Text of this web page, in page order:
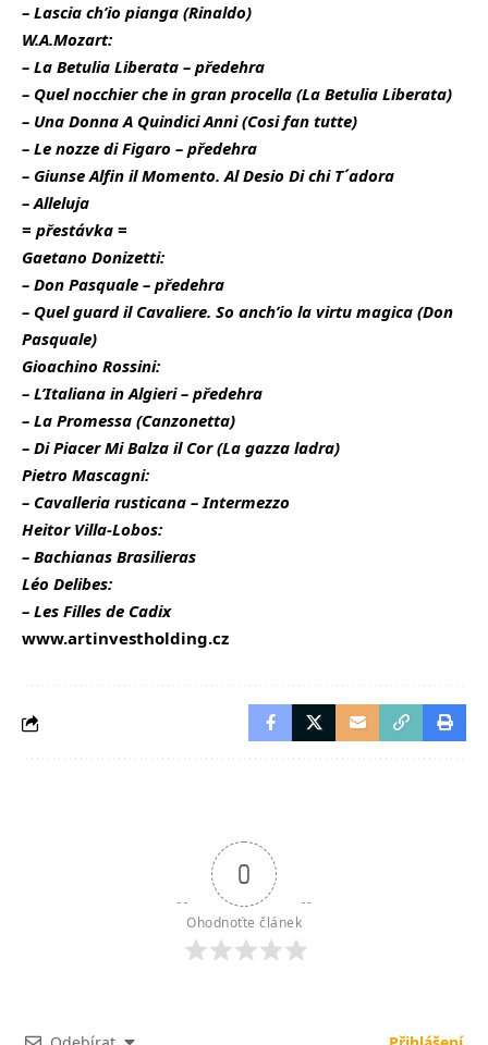
– Lascia ch’io pianga (Rinaldo)
W.A.Mozart:
– La Betulia Liberata – předehra
– Quel nocchier che in gran procella (La Betulia Liberata)
– Una Donna A Quindici Anni (Cosi fan tutte)
– Le nozze di Figaro – předehra
– Giunse Alfin il Momento. Al Desio Di chi T´adora
– Alleluja
= přestávka =
Gaetano Donizetti:
– Don Pasquale – předehra
– Quel guard il Cavaliere. So anch’io la virtu magica (Don
Pasquale)
Gioachino Rossini:
– L’Italiana in Algieri – předehra
– La Promessa (Canzonetta)
– Di Piacer Mi Balza il Cor (La gazza ladra)
Pietro Mascagni:
– Cavalleria rusticana – Intermezzo
Heitor Villa-Lobos:
– Bachianas Brasilieras
Léo Delibes:
– Les Filles de Cadix
www.artinvestholding.cz
0
Ohodnoťte článek